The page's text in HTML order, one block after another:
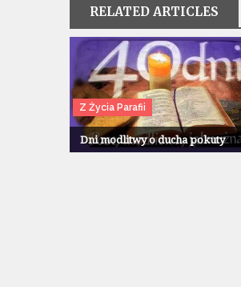
RELATED ARTICLES
Z Życia Parafii
Dni modlitwy o ducha pokuty